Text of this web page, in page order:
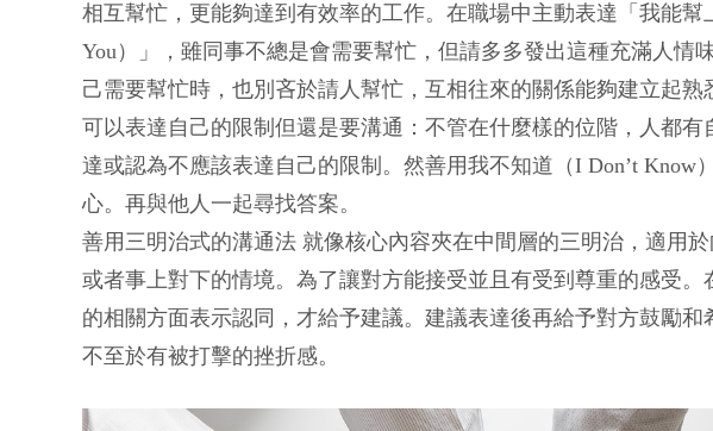
相互幫忙，更能夠達到有效率的工作。在職場中主動表達「我能幫
You）」，雖同事不總是會需要幫忙，但請多多發出這種充滿人情
己需要幫忙時，也別吝於請人幫忙，互相往來的關係能夠建立起熟
可以表達自己的限制但還是要溝通：不管在什麼樣的位階，人都
達或認為不應該表達自己的限制。然善用我不知道（I Don’t Know
心。再與他人一起尋找答案。
善用三明治式的溝通法 就像核心內容夾在中間層的三明治，適用
或者事上對下的情境。為了讓對方能接受並且有受到尊重的感受
的相關方面表示認同，才給予建議。建議表達後再給予對方鼓勵和
不至於有被打擊的挫折感。